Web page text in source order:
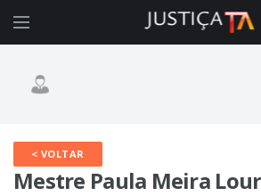
< VOLTAR
Mestre Paula Meira